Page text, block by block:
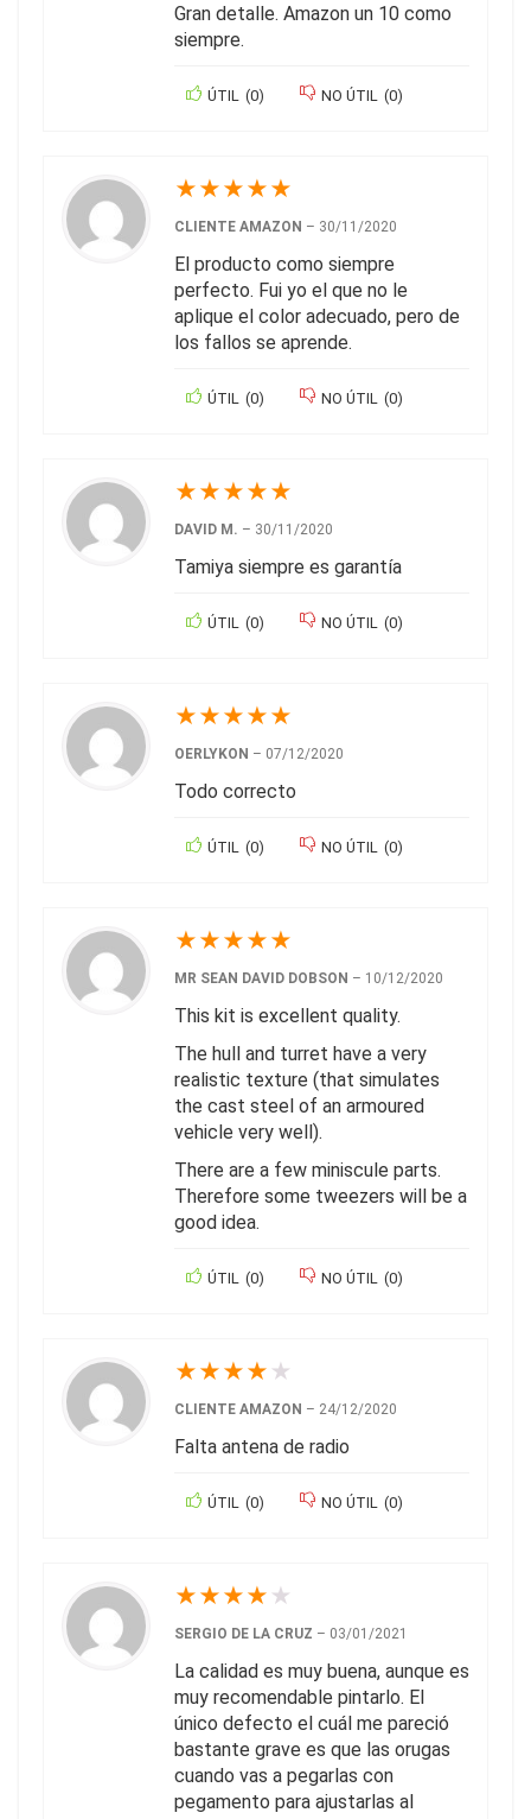
Gran detalle. Amazon un 10 como
siempre.
ÚTIL (0) NO ÚTIL (0)
★★★★★
CLIENTE AMAZON – 30/11/2020
El producto como siempre
perfecto. Fui yo el que no le
aplique el color adecuado, pero de
los fallos se aprende.
ÚTIL (0) NO ÚTIL (0)
★★★★★
DAVID M. – 30/11/2020
Tamiya siempre es garantía
ÚTIL (0) NO ÚTIL (0)
★★★★★
OERLYKON – 07/12/2020
Todo correcto
ÚTIL (0) NO ÚTIL (0)
★★★★★
MR SEAN DAVID DOBSON – 10/12/2020
This kit is excellent quality.
The hull and turret have a very
realistic texture (that simulates
the cast steel of an armoured
vehicle very well).
There are a few miniscule parts.
Therefore some tweezers will be a
good idea.
ÚTIL (0) NO ÚTIL (0)
★★★★ ★
CLIENTE AMAZON – 24/12/2020
Falta antena de radio
ÚTIL (0) NO ÚTIL (0)
★★★★ ★
SERGIO DE LA CRUZ – 03/01/2021
La calidad es muy buena, aunque es
muy recomendable pintarlo. El
único defecto el cuál me pareció
bastante grave es que las orugas
cuando vas a pegarlas con
pegamento para ajustarlas al